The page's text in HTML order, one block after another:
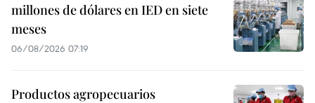
millones de dólares en IED en siete
meses
06/08/2026 07:19
Productos agropecuarios